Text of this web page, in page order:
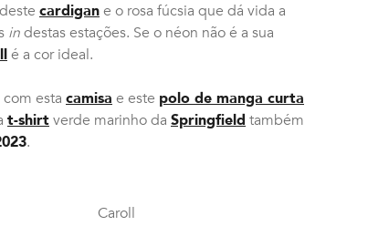
cardigane o rosa fúcsia que dá vida a
indestas estações. Se o néon não é a sua
é a cor ideal.
esta camisa e este polo de manga curta
t-shirtverde marinho da Springfield também
.
Caroll